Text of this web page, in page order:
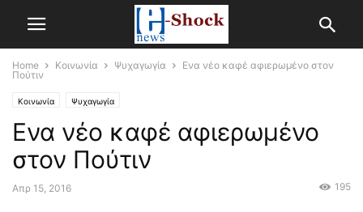
Home Κοινωνία Ψυχαγωγία
Ενα νέο καφέ αφιερωμένο στον
Πούτιν
Κοινωνία Ψυχαγωγία
Ενα νέο καφέ αφιερωμένο
στον Πούτιν
Απρ 15, 2016 195